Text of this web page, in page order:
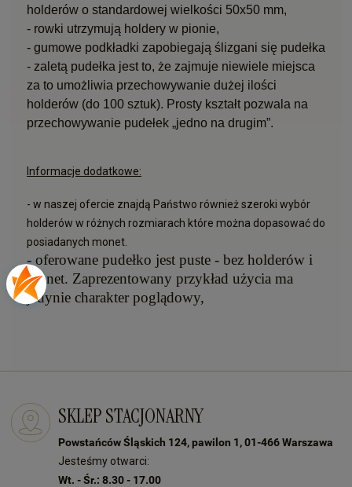
holderów o standardowej wielkości 50x50 mm,
- rowki utrzymują holdery w pionie,
- gumowe podkładki zapobiegają ślizgani się pudełka
- zaletą pudełka jest to, że zajmuje niewiele miejsca
za to umożliwia przechowywanie dużej ilości
holderów (do 100 sztuk). Prosty kształt pozwala na
przechowywanie pudełek „jedno na drugim”.
Informacje dodatkowe:
- w naszej ofercie znajdą Państwo również szeroki wybór
holderów w różnych rozmiarach które można dopasować do
posiadanych monet.
- oferowane pudełko jest puste - bez holderów i
monet. Zaprezentowany przykład użycia ma
jedynie charakter poglądowy,
SKLEP STACJONARNY
Powstańców Śląskich 124, pawilon 1, 01-466 Warszawa
Jesteśmy otwarci:
Wt. - Śr.: 8.30 - 17.00